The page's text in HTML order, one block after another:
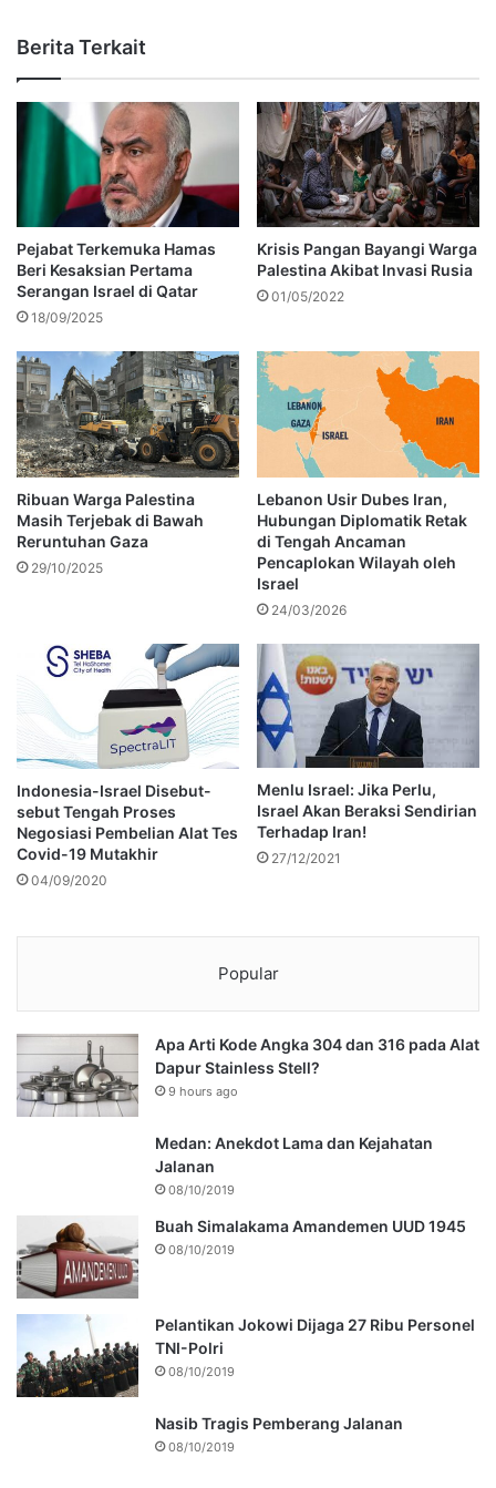
Berita Terkait
Pejabat Terkemuka Hamas
Beri Kesaksian Pertama
Serangan Israel di Qatar
18/09/2025
Krisis Pangan Bayangi Warga
Palestina Akibat Invasi Rusia
01/05/2022
Ribuan Warga Palestina
Masih Terjebak di Bawah
Reruntuhan Gaza
29/10/2025
Lebanon Usir Dubes Iran,
Hubungan Diplomatik Retak
di Tengah Ancaman
Pencaplokan Wilayah oleh
Israel
24/03/2026
Indonesia-Israel Disebut-
sebut Tengah Proses
Negosiasi Pembelian Alat Tes
Covid-19 Mutakhir
04/09/2020
Menlu Israel: Jika Perlu,
Israel Akan Beraksi Sendirian
Terhadap Iran!
27/12/2021
Popular
Apa Arti Kode Angka 304 dan 316 pada Alat
Dapur Stainless Stell?
9 hours ago
Medan: Anekdot Lama dan Kejahatan
Jalanan
08/10/2019
Buah Simalakama Amandemen UUD 1945
08/10/2019
Pelantikan Jokowi Dijaga 27 Ribu Personel
TNI-Polri
08/10/2019
Nasib Tragis Pemberang Jalanan
08/10/2019